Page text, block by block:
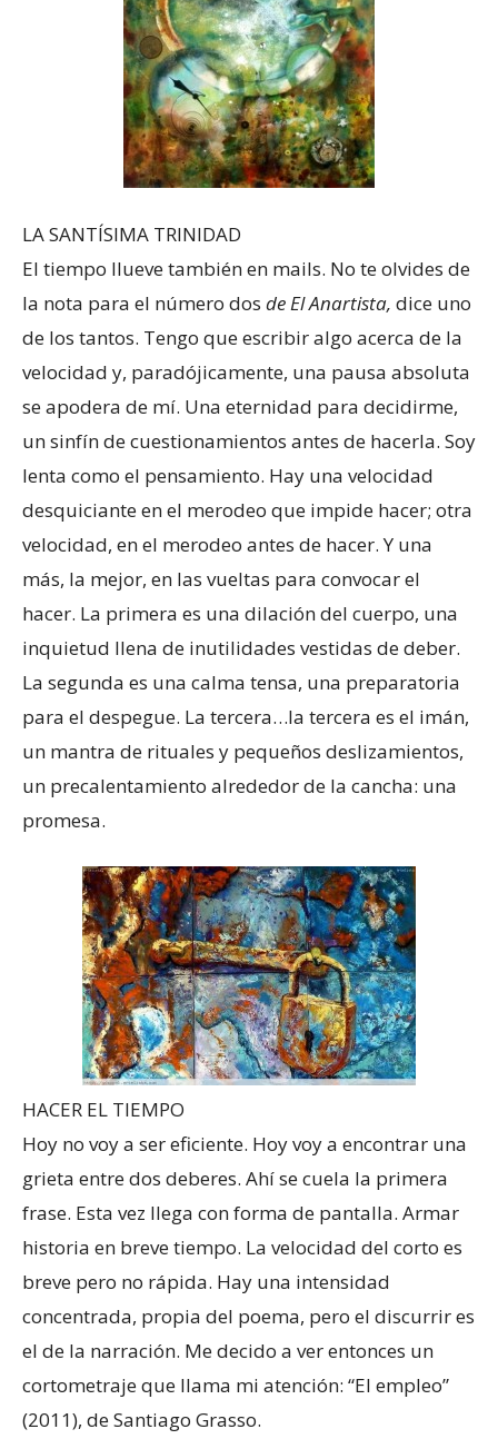
LA SANTÍSIMA TRINIDAD
El tiempo llueve también en mails. No te olvides de
la nota para el número dos de El Anartista, dice uno
de los tantos. Tengo que escribir algo acerca de la
velocidad y, paradójicamente, una pausa absoluta
se apodera de mí. Una eternidad para decidirme,
un sinfín de cuestionamientos antes de hacerla. Soy
lenta como el pensamiento. Hay una velocidad
desquiciante en el merodeo que impide hacer; otra
velocidad, en el merodeo antes de hacer. Y una
más, la mejor, en las vueltas para convocar el
hacer. La primera es una dilación del cuerpo, una
inquietud llena de inutilidades vestidas de deber.
La segunda es una calma tensa, una preparatoria
para el despegue. La tercera…la tercera es el imán,
un mantra de rituales y pequeños deslizamientos,
un precalentamiento alrededor de la cancha: una
promesa.
HACER EL TIEMPO
Hoy no voy a ser eficiente. Hoy voy a encontrar una
grieta entre dos deberes. Ahí se cuela la primera
frase. Esta vez llega con forma de pantalla. Armar
historia en breve tiempo. La velocidad del corto es
breve pero no rápida. Hay una intensidad
concentrada, propia del poema, pero el discurrir es
el de la narración. Me decido a ver entonces un
cortometraje que llama mi atención: “El empleo”
(2011), de Santiago Grasso.